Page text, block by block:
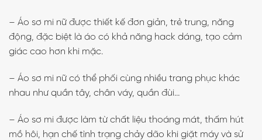
– Áo sơ mi nữ được thiết kế đơn giản, trẻ trung, năng
động, đặc biệt là áo có khả năng hack dáng, tạo cảm
giác cao hơn khi mặc.
– Áo sơ mi nữ có thể phối cùng nhiều trang phục khác
nhau như quần tây, chân váy, quần đùi…
– Áo sơ mi được làm từ chất liệu thoáng mát, thấm hút
mồ hôi, hạn chế tình trạng chảy dão khi giặt máy và sử